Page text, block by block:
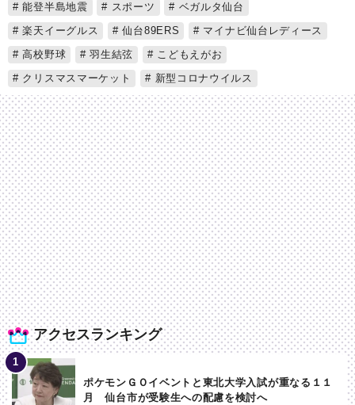
アクセスランキング
ポケモンＧＯイベントと東北大学入試が重なる１１
月 仙台市が受験生への配慮を検討へ
能登半島地震
スポーツ
ベガルタ仙台
楽天イーグルス
仙台89ERS
マイナビ仙台レディース
高校野球
羽生結弦
こどもえがお
クリスマスマーケット
新型コロナウイルス